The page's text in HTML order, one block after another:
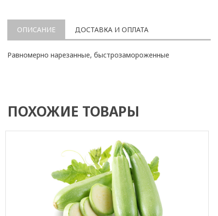
ОПИСАНИЕ ДОСТАВКА И ОПЛАТА
Равномерно нарезанные, быстрозамороженные
ПОХОЖИЕ ТОВАРЫ